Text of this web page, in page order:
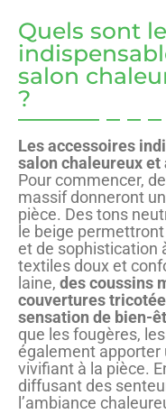
Quels sont
salon
?
Les accessoires
salon chaleureux
Pour commencer,
massif donneront
pièce. Des tons
le beige
et de sophistication
textiles doux et
laine, des coussins
couvertures
sensation de bien-
que les fougères,
également apporter
vivifiant à la pièce.
diffusant des
l’ambiance